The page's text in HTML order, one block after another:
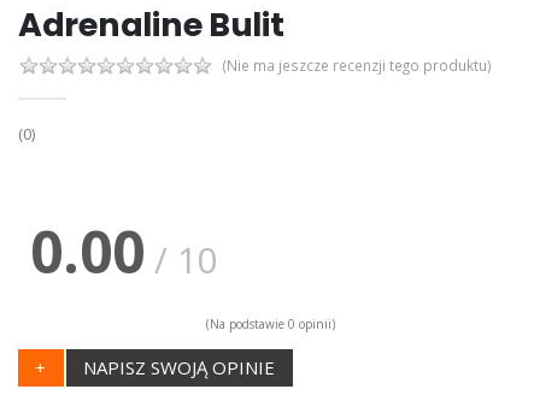
Adrenaline Bulit
(Nie ma jeszcze recenzji tego produktu)
(0)
0.00 / 10
(Na podstawie 0 opinii)
+ NAPISZ SWOJĄ OPINIE